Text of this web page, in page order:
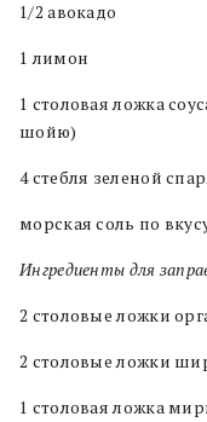
1/2 авокадо
1 лимон
1 столовая ложка
шойю)
4 стебля зеленой
морская соль по
Ингредиенты для
2 столовые ложки
2 столовые ложки
1 столовая ложка